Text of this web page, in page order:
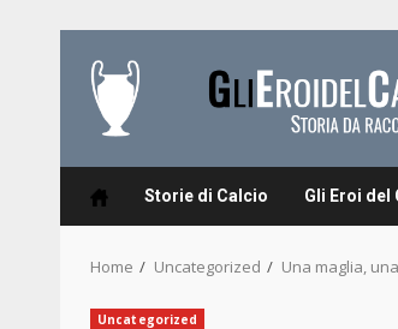
content
Storie di Calcio Gli Eroi
Home Uncategorized Una maglia,
Uncategorized